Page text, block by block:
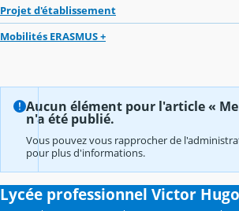
Projet d'établissement
Mobilités ERASMUS +
Aucun élément pour l'article «
n'a été publié.
Vous pouvez vous rapprocher de
pour plus d'informations.
Lycée professionnel Victor Hugo